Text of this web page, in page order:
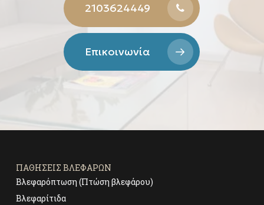
2103624449
Επικοινωνία
ΠΑΘΉΣΕΙΣ ΒΛΕΦΆΡΩΝ
Βλεφαρόπτωση (Πτώση βλεφάρου)
Βλεφαρίτιδα